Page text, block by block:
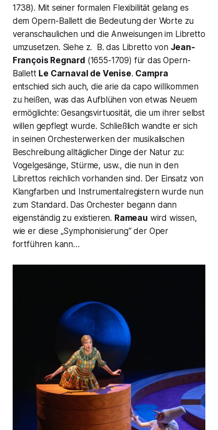
1738). Mit seiner formalen Flexibilität gelang es
dem Opern-Ballett die Bedeutung der Worte zu
veranschaulichen und die Anweisungen im Libretto
umzusetzen. Siehe z. B. das Libretto von Jean-
François Regnard (1655-1709) für das Opern-
Ballett Le Carnaval de Venise. Campra
entschied sich auch, diearie da capo willkommen
zu heißen, was das Aufblühen von etwas Neuem
ermöglichte: Gesangsvirtuosität, die um ihrer selbst
willen gepflegt wurde. Schließlich wandte er sich
in seinen Orchesterwerken der musikalischen
Beschreibung alltäglicher Dinge der Natur zu:
Vogelgesänge, Stürme, usw., die nun in den
Librettos reichlich vorhanden sind. Der Einsatz von
Klangfarben und Instrumentalregistern wurde nun
zum Standard. Das Orchester begann dann
eigenständig zu existieren. Rameau wird wissen,
wie er diese „Symphonisierung“der Oper
fortführen kann…